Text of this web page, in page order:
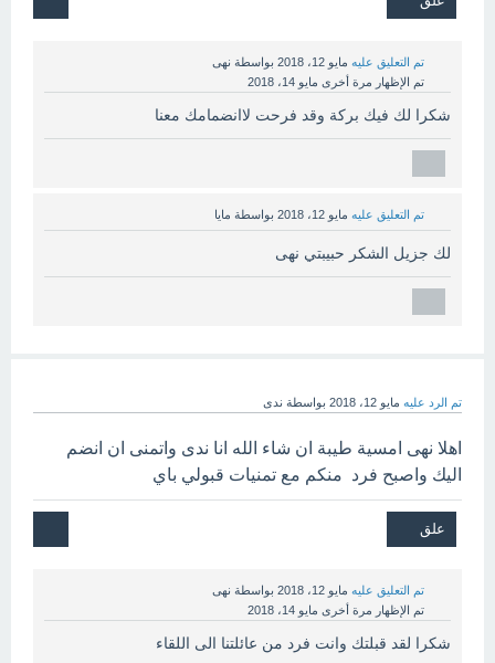
تم التعليق عليه مايو 12، 2018 بواسطة نهى
تم الإظهار مرة أخرى مايو 14، 2018
شكرا لك فيك بركة وقد فرحت لاانضمامك معنا
تم التعليق عليه مايو 12، 2018 بواسطة مايا
لك جزيل الشكر حبيبتي نهى
تم الرد عليه مايو 12، 2018 بواسطة ندى
اهلا نهى امسية طيبة ان شاء الله انا ندى واتمنى ان انضم
اليك واصبح فرد منكم مع تمنيات قبولي باي
تم التعليق عليه مايو 12، 2018 بواسطة نهى
تم الإظهار مرة أخرى مايو 14، 2018
شكرا لقد قبلتك وانت فرد من عائلتنا الى اللقاء